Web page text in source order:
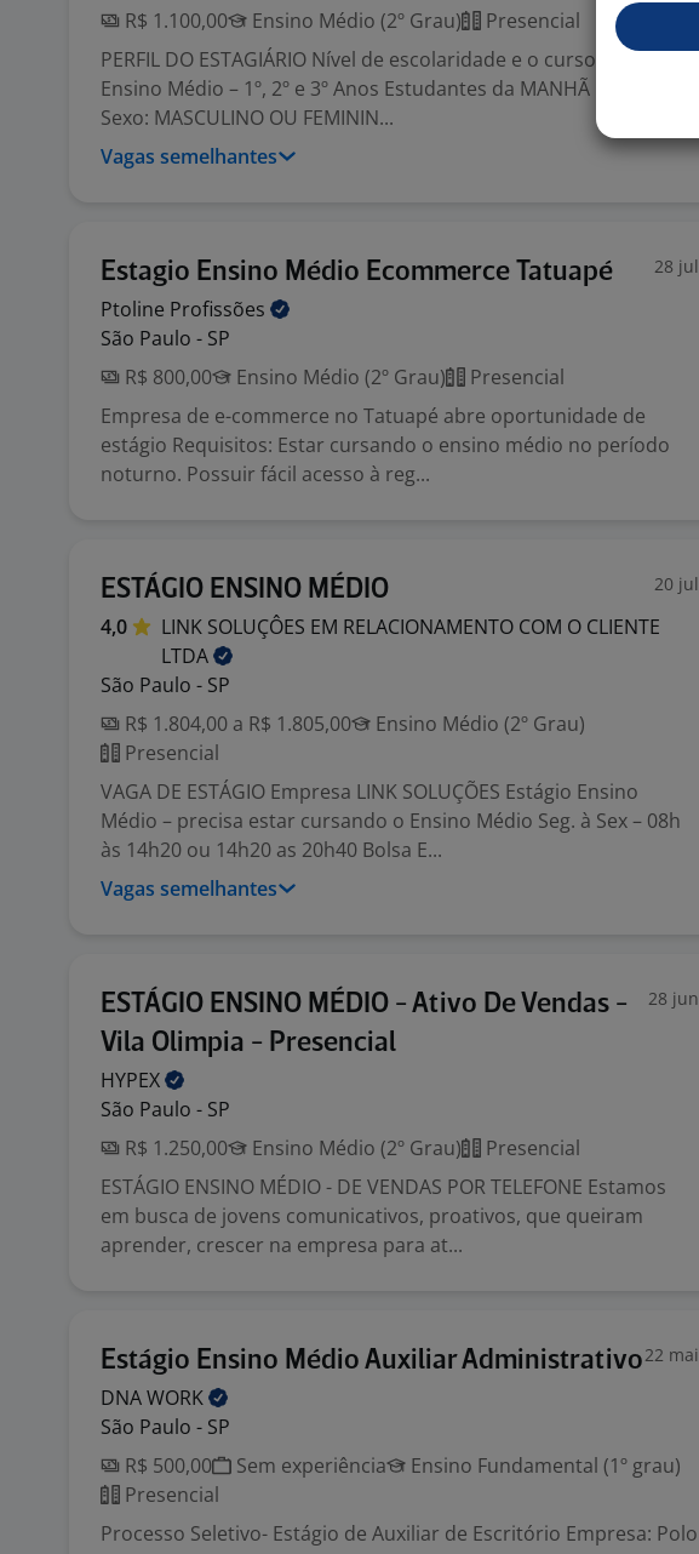
R$ 1.100,00
Ensino Médio (2º Grau)
Presencial
PERFIL DO ESTAGIÁRIO Nível de escolaridade e o curso: Cursando
Ensino Médio – 1º, 2º e 3º Anos Estudantes da MANHÃ OU NOITE
Sexo: MASCULINO OU FEMININ...
Vagas semelhantes
Estagio Ensino Médio Ecommerce Tatuapé 28 jul
Ptoline Profissões
São Paulo - SP
R$ 800,00
Ensino Médio (2º Grau)
Presencial
Empresa de e-commerce no Tatuapé abre oportunidade de
estágio Requisitos: Estar cursando o ensino médio no período
noturno. Possuir fácil acesso à reg...
ESTÁGIO ENSINO MÉDIO 20 jul
4,0
LINK SOLUÇÔES EM RELACIONAMENTO COM O CLIENTE
LTDA
São Paulo - SP
R$ 1.804,00 a R$ 1.805,00
Ensino Médio (2º Grau)
Presencial
VAGA DE ESTÁGIO Empresa LINK SOLUÇÕES Estágio Ensino
Médio – precisa estar cursando o Ensino Médio Seg. à Sex – 08h
às 14h20 ou 14h20 as 20h40 Bolsa E...
Vagas semelhantes
ESTÁGIO ENSINO MÉDIO - Ativo De Vendas -
Vila Olimpia - Presencial
28 jun
HYPEX
São Paulo - SP
R$ 1.250,00
Ensino Médio (2º Grau)
Presencial
ESTÁGIO ENSINO MÉDIO - DE VENDAS POR TELEFONE Estamos
em busca de jovens comunicativos, proativos, que queiram
aprender, crescer na empresa para at...
Estágio Ensino Médio Auxiliar Administrativo22 mai
DNAWORK
São Paulo - SP
R$ 500,00
Sem experiência
Ensino Fundamental (1º grau)
Presencial
Processo Seletivo- Estágio de Auxiliar de Escritório Empresa: Polo